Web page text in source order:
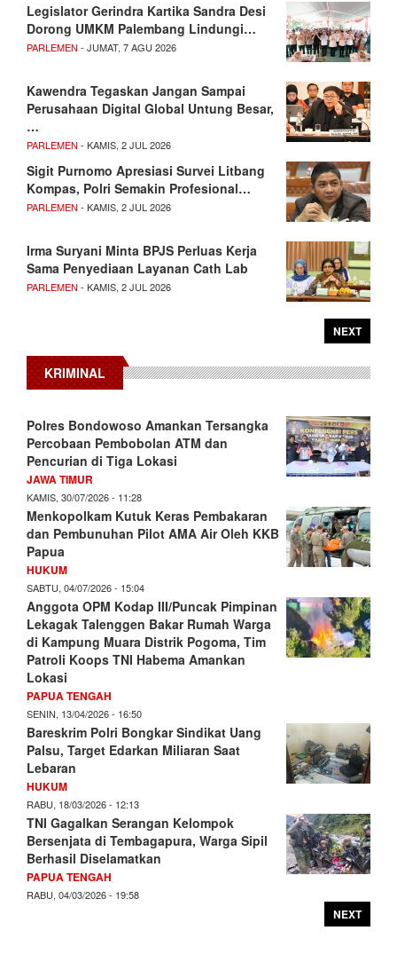
Legislator Gerindra Kartika Sandra Desi
Dorong UMKM Palembang Lindungi…
PARLEMEN - JUMAT, 7 AGU 2026
Kawendra Tegaskan Jangan Sampai
Perusahaan Digital Global Untung Besar,
…
PARLEMEN - KAMIS, 2 JUL 2026
Sigit Purnomo Apresiasi Survei Litbang
Kompas, Polri Semakin Profesional…
PARLEMEN - KAMIS, 2 JUL 2026
Irma Suryani Minta BPJS Perluas Kerja
Sama Penyediaan Layanan Cath Lab
PARLEMEN - KAMIS, 2 JUL 2026
NEXT
KRIMINAL
Polres Bondowoso Amankan Tersangka
Percobaan Pembobolan ATM dan
Pencurian di Tiga Lokasi
JAWA TIMUR
KAMIS, 30/07/2026 - 11:28
Menkopolkam Kutuk Keras Pembakaran
dan Pembunuhan Pilot AMA Air Oleh KKB
Papua
HUKUM
SABTU, 04/07/2026 - 15:04
Anggota OPM Kodap III/Puncak Pimpinan
Lekagak Talenggen Bakar Rumah Warga
di Kampung Muara Distrik Pogoma, Tim
Patroli Koops TNI Habema Amankan
Lokasi
PAPUA TENGAH
SENIN, 13/04/2026 - 16:50
Bareskrim Polri Bongkar Sindikat Uang
Palsu, Target Edarkan Miliaran Saat
Lebaran
HUKUM
RABU, 18/03/2026 - 12:13
TNI Gagalkan Serangan Kelompok
Bersenjata di Tembagapura, Warga Sipil
Berhasil Diselamatkan
PAPUA TENGAH
RABU, 04/03/2026 - 19:58
NEXT